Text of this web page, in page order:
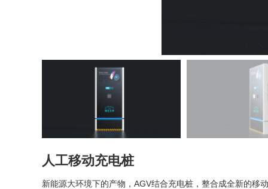
人工移动充电桩
新能源大环境下的产物，AGV结合充电桩，整合成全新的移